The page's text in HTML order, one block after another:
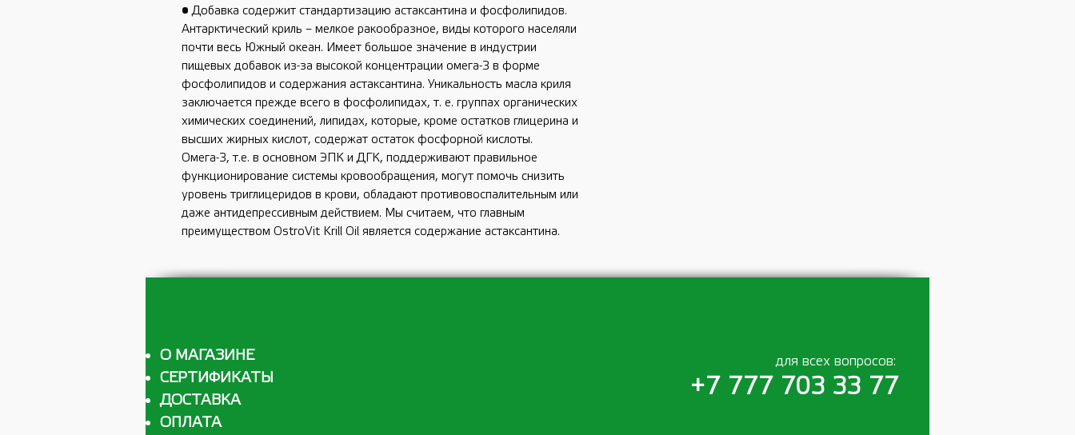
• Добавка содержит стандартизацию астаксантина и фосфолипидов.
Антарктический криль – мелкое ракообразное, виды которого населяли
почти весь Южный океан. Имеет большое значение в индустрии
пищевых добавок из-за высокой концентрации омега-3 в форме
фосфолипидов и содержания астаксантина. Уникальность масла криля
заключается прежде всего в фосфолипидах, т. е. группах органических
химических соединений, липидах, которые, кроме остатков глицерина и
высших жирных кислот, содержат остаток фосфорной кислоты.
Омега-3, т.е. в основном ЭПК и ДГК, поддерживают правильное
функционирование системы кровообращения, могут помочь снизить
уровень триглицеридов в крови, обладают противовоспалительным или
даже антидепрессивным действием. Мы считаем, что главным
преимуществом OstroVit Krill Oil является содержание астаксантина.
О МАГАЗИНЕ
СЕРТИФИКАТЫ
ДОСТАВКА
ОПЛАТА
+7 777 703 33 77
для всех вопросов: